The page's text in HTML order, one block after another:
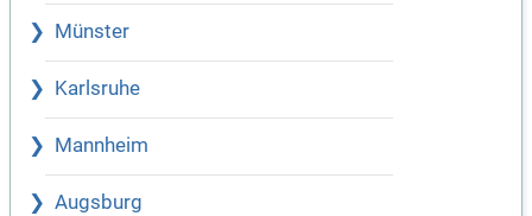
Münster
Karlsruhe
Mannheim
Augsburg